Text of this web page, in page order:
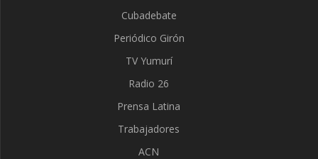
Cubadebate
Periódico Girón
TV Yumurí
Radio 26
Prensa Latina
Trabajadores
ACN